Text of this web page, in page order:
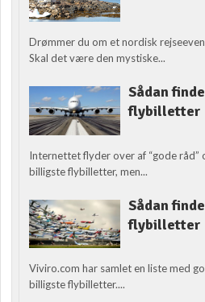
Drømmer du om et nordisk
Skal det være den mystiske...
Sådan
flybilletter
Internettet flyder over af “gode råd”
billigste flybilletter, men...
Sådan
flybilletter
Viviro.com har samlet en liste med
billigste flybilletter....